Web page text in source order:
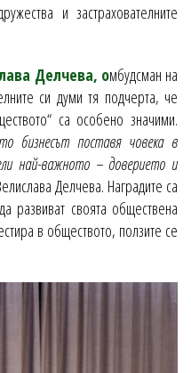
и застрахователните
Делчева, омбудсман на
си думи тя подчерта, че
са особено значими.
бизнесът поставя човека в
най-важното – доверието и
Делчева. Наградите са
развиват своята обществена
в обществото, ползите се